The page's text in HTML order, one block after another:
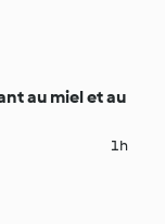
au miel et au
1h